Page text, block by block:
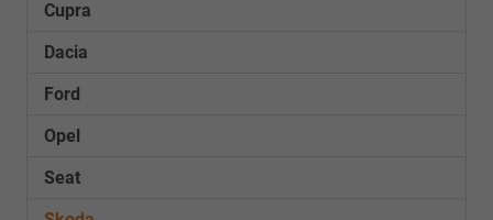
Cupra
Dacia
Ford
Opel
Seat